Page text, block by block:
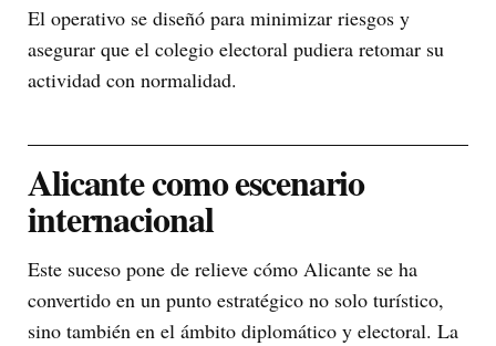
El operativo se diseñó para minimizar riesgos y
asegurar que el colegio electoral pudiera retomar su
actividad con normalidad.
Alicante como escenario
internacional
Este suceso pone de relieve cómo Alicante se ha
convertido en un punto estratégico no solo turístico,
sino también en el ámbito diplomático y electoral. La